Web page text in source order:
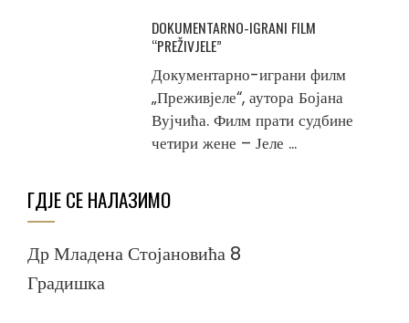
DOKUMENTARNO-IGRANI FILM
“PREŽIVJELE”
Документарно-играни филм
„Преживјеле“, аутора Бојана
Вујчића. Филм прати судбине
четири жене – Јеле ...
ГДЈЕ СЕ НАЛАЗИМО
Др Младена Стојановића 8
Градишка